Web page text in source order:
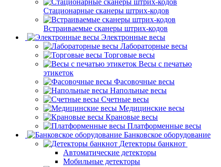
Стационарные сканеры штрих-кодов
Встраиваемые сканеры штрих-кодов
Электронные весы
Лабораторные весы
Торговые весы
Весы с печатью
этикеток
Фасовочные весы
Напольные весы
Счетные весы
Медицинские весы
Крановые весы
Платформенные весы
Банковское оборудование
Детекторы банкнот
Автоматические детекторы
Мобильные детекторы